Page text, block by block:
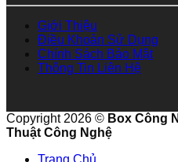
Giới Thiệu
Điều Khoản Sử Dụng
Chính Sách Bảo Mật
Thông Tin Liên Hệ
Copyright 2026 © Box Công
Thuật Công Nghệ